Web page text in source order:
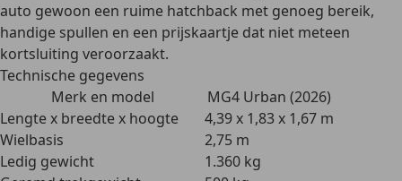
auto gewoon een ruime hatchback met genoeg bereik,
handige spullen en een prijskaartje dat niet meteen
kortsluiting veroorzaakt.
Technische gegevens
Merk en model
MG4 Urban (2026)
Lengte x breedte x hoogte
4,39 x 1,83 x 1,67 m
Wielbasis
2,75 m
Ledig gewicht
1.360 kg